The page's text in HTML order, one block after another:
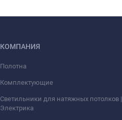
КОМПАНИЯ
Полотна
Комплектующие
Светильники для натяжных потолков |
Электрика